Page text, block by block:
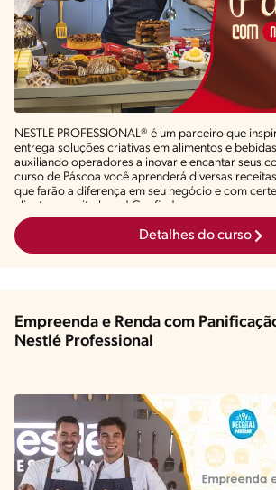
NESTLÉ PROFESSIONAL® é um parceiro que
entrega soluções criativas em alimentos e
auxiliando operadores a inovar e encantar seus
curso de Páscoa você aprenderá diversas
que farão a diferença em seu negócio e com
clientes e muito lucro! Confira!
Detalhes do curso
Empreenda e Renda com
Nestlé Professional